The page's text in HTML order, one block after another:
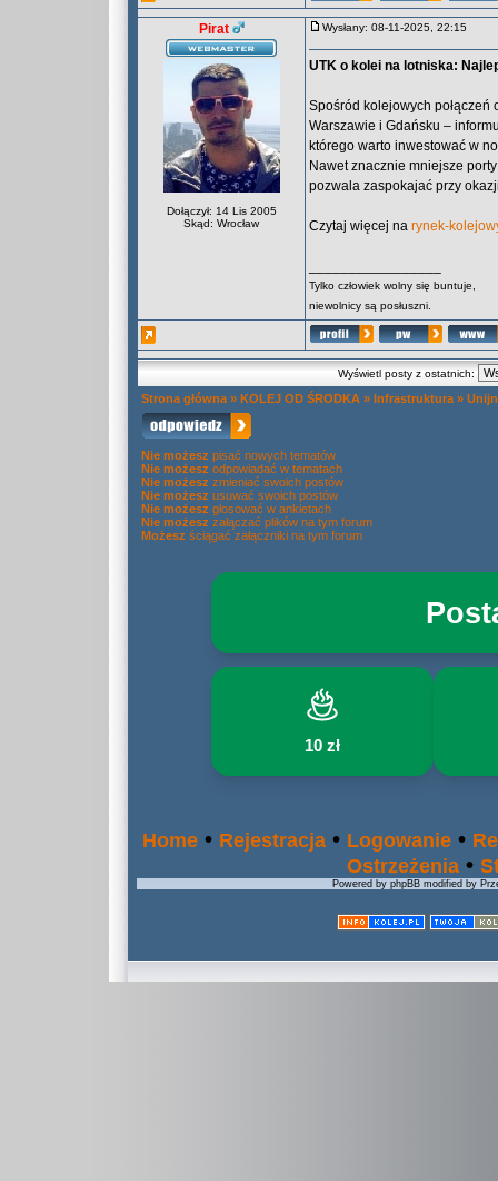
Pirat
Dołączył: 14 Lis 2005
Skąd: Wrocław
Wysłany: 08-11-2025, 22:15
UTK o kolei na lotniska:
Spośród kolejowych połączeń
Warszawie i Gdańsku –
którego warto inwestować w
Nawet znacznie mniejsze
pozwala zaspokajać przy
Czytaj więcej na rynek-
Tylko człowiek wolny się buntuje,
niewolnicy są posłuszni.
Wyświetl posty z ostatnich:
Strona główna » KOLEJ OD ŚRODKA » Infrastruktura »
Nie możesz pisać nowych tematów
Nie możesz odpowiadać w tematach
Nie możesz zmieniać swoich postów
Nie możesz usuwać swoich postów
Nie możesz głosować w ankietach
Nie możesz załączać plików na tym forum
Możesz ściągać załączniki na tym forum
10 zł
Home • Rejestracja • Logowanie •
Ostrzeżenia •
Powered by phpBB modified by